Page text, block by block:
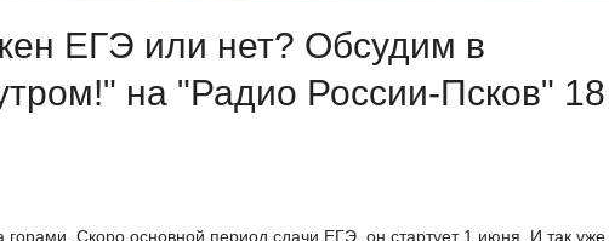
ЕГЭ или нет? Обсудим в
на "Радио России-Псков" 18
горами. Скоро основной период сдачи ЕГЭ, он стартует 1 июня. И так уже